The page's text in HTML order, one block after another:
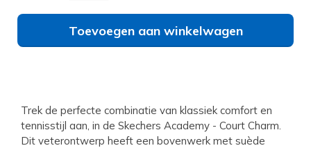
Toevoegen aan winkelwagen
Trek de perfecte combinatie van klassiek comfort en
tennisstijl aan, in de Skechers Academy - Court Charm.
Dit veterontwerp heeft een bovenwerk met suède